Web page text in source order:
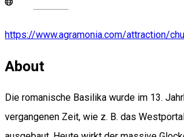
https://www.agramonia.com/attraction/
About
Die romanische Basilika wurde im 13.
vergangenen Zeit, wie z. B. das